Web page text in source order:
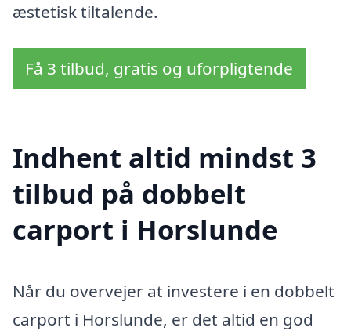
æstetisk tiltalende.
Få 3 tilbud, gratis og uforpligtende
Indhent altid mindst 3
tilbud på dobbelt
carport i Horslunde
Når du overvejer at investere i en dobbelt
carport i Horslunde, er det altid en god